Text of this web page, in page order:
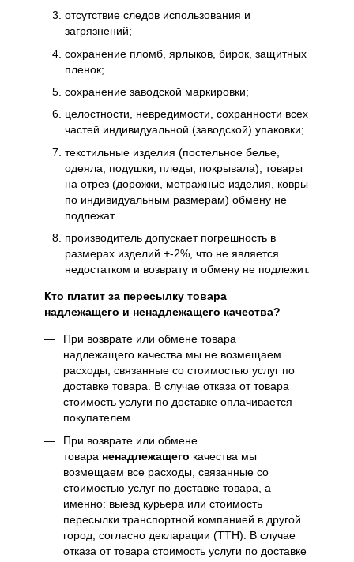
отсутствие следов использования и
загрязнений;
сохранение пломб, ярлыков, бирок, защитных
пленок;
сохранение заводской маркировки;
целостности, невредимости, сохранности всех
частей индивидуальной (заводской) упаковки;
текстильные изделия (постельное белье,
одеяла, подушки, пледы, покрывала), товары
на отрез (дорожки, метражные изделия, ковры
по индивидуальным размерам) обмену не
подлежат.
производитель допускает погрешность в
размерах изделий +-2%, что не является
недостатком и возврату и обмену не подлежит.
Кто платит за пересылку товара
надлежащего и ненадлежащего качества?
При возврате или обмене товара
надлежащего качества мы не возмещаем
расходы, связанные со стоимостью услуг по
доставке товара. В случае отказа от товара
стоимость услуги по доставке оплачивается
покупателем.
При возврате или обмене
товара ненадлежащего качества мы
возмещаем все расходы, связанные со
стоимостью услуг по доставке товара, а
именно: выезд курьера или стоимость
пересылки транспортной компанией в другой
город, согласно декларации (ТТН). В случае
отказа от товара стоимость услуги по доставке